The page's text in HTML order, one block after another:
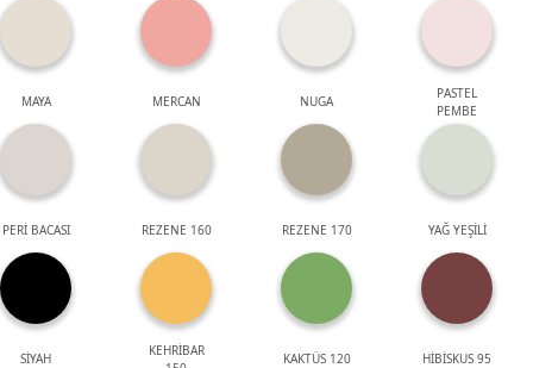
MAYA MERCAN NUGA
PASTEL
PEMBE
PERİ BACASI REZENE 160 REZENE 170 YAĞ YEŞİLİ
SİYAH
KEHRİBAR
KAKTÜS 120 HİBİSKUS 95